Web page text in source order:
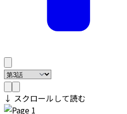
↓ スクロールして読む